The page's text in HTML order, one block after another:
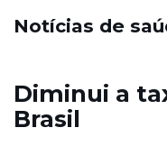
Notícias de
Diminui a
Brasil